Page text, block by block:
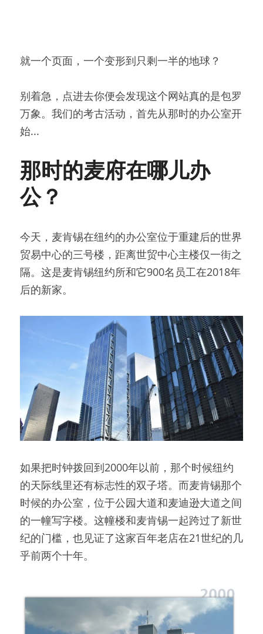
就一个页面，一个变形到只剩一半的地球？
别着急，点进去你便会发现这个网站真的是包罗
万象。我们的考古活动，首先从那时的办公室开
始...
那时的麦府在哪儿办
公？
今天，麦肯锡在纽约的办公室位于重建后的世界
贸易中心的三号楼，距离世贸中心主楼仅一街之
隔。这是麦肯锡纽约所和它900名员工在2018年
后的新家。
如果把时钟拨回到2000年以前，那个时候纽约
的天际线里还有标志性的双子塔。而麦肯锡那个
时候的办公室，位于公园大道和麦迪逊大道之间
的一幢写字楼。这幢楼和麦肯锡一起跨过了新世
纪的门槛，也见证了这家百年老店在21世纪的几
乎前两个十年。